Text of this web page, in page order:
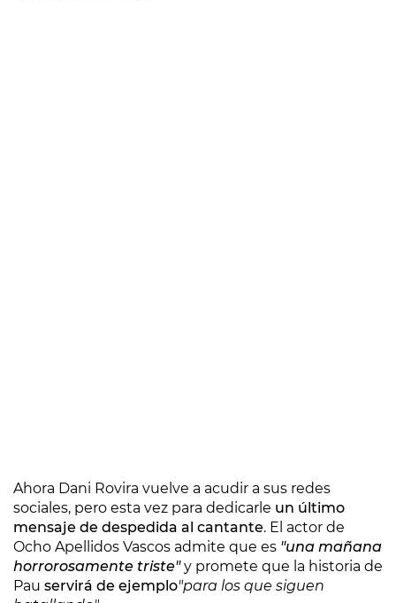
Ahora Dani Rovira vuelve a acudir a sus redes
sociales, pero esta vez para dedicarle un último
mensaje de despedida al cantante. El actor de
Ocho Apellidos Vascos admite que es "una mañana
horrorosamente triste"y promete que la historia de
Pau servirá de ejemplo"para los que siguen